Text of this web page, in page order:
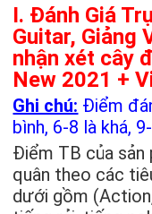
I. Đánh Giá
Guitar, Giảng
nhận xét cây
New 2021 +
Ghi chú: Điểm
bình, 6-8 là khá,
Điểm TB của
quân theo các
dưới gồm